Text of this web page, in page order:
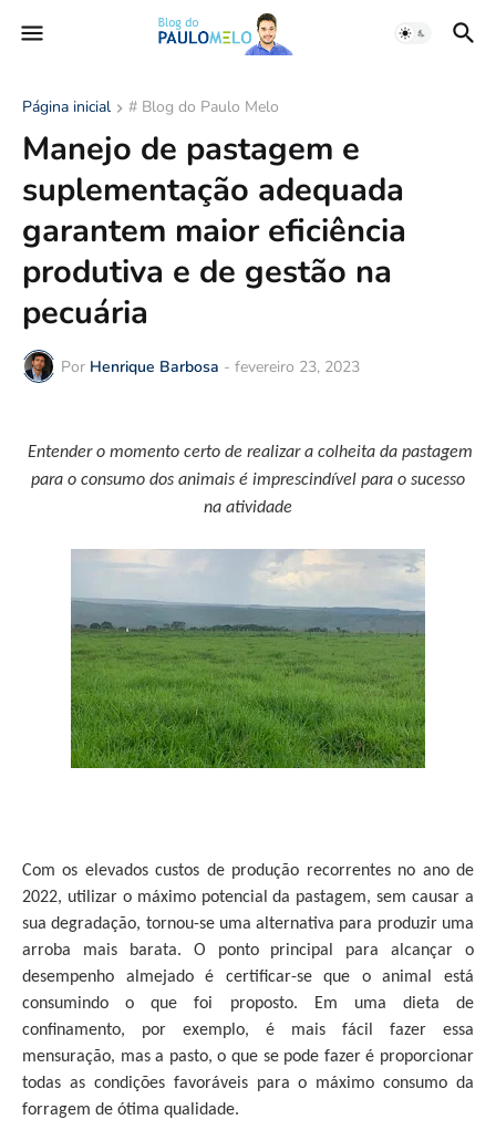
Página inicial # Blog do Paulo Melo
Manejo de pastagem e
suplementação adequada
garantem maior eficiência
produtiva e de gestão na
pecuária
Por Henrique Barbosa - fevereiro 23, 2023
Entender o momento certo de realizar a colheita da pastagem
para o consumo dos animais é imprescindível para o sucesso
na atividade
Com os elevados custos de produção recorrentes no ano de
2022, utilizar o máximo potencial da pastagem, sem causar a
sua degradação, tornou-se uma alternativa para produzir uma
arroba mais barata. O ponto principal para alcançar o
desempenho almejado é certificar-se que o animal está
consumindo o que foi proposto. Em uma dieta de
confinamento, por exemplo, é mais fácil fazer essa
mensuração, mas a pasto, o que se pode fazer é proporcionar
todas as condições favoráveis para o máximo consumo da
forragem de ótima qualidade.